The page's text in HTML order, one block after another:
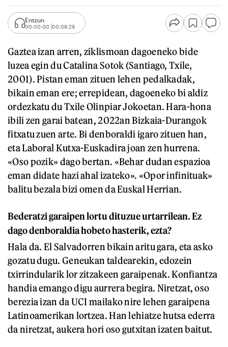
Entzun
00:00:00 00:08:29
Gaztea izan arren, ziklismoan dagoeneko bide
luzea egin du Catalina Sotok (Santiago, Txile,
2001). Pistan eman zituen lehen pedalkadak,
bikain eman ere; errepidean, dagoeneko bi aldiz
ordezkatu du Txile Olinpiar Jokoetan. Hara-hona
ibili zen garai batean, 2022an Bizkaia-Durangok
fitxatu zuen arte. Bi denboraldi igaro zituen han,
eta Laboral Kutxa-Euskadira joan zen hurrena.
«Oso pozik» dago bertan. «Behar dudan espazioa
eman didate hazi ahal izateko». «Opor infinituak»
balitu bezala bizi omen da Euskal Herrian.
Bederatzi garaipen lortu dituzue urtarrilean. Ez
dago denboraldia hobeto hasterik, ezta?
Hala da. El Salvadorren bikain aritu gara, eta asko
gozatu dugu. Geneukan taldearekin, edozein
txirrindularik lor zitzakeen garaipenak. Konfiantza
handia emango digu aurrera begira. Niretzat, oso
berezia izan da UCI mailako nire lehen garaipena
Latinoamerikan lortzea. Han lehiatze hutsa ederra
da niretzat, aukera hori oso gutxitan izaten baitut.